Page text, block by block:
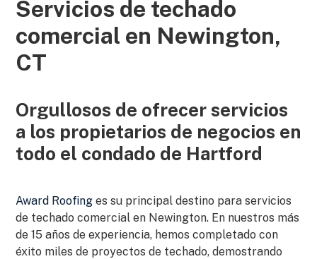
Servicios de techado
comercial en Newington,
CT
Orgullosos de ofrecer servicios
a los propietarios de negocios en
todo el condado de Hartford
Award Roofing es su principal destino para servicios
de techado comercial en Newington. En nuestros más
de 15 años de experiencia, hemos completado con
éxito miles de proyectos de techado, demostrando